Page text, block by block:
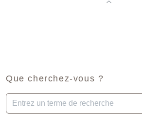
Que cherchez-vous ?
Quand les résultats de l'auto-